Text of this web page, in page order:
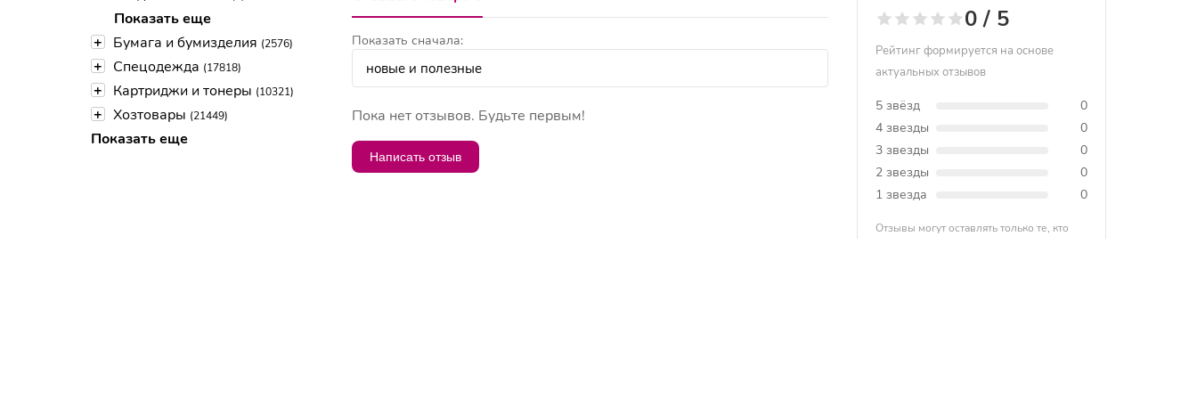
Показать еще
+
Бумага и бумизделия (2576)
+ Спецодежда (17818)
+ Картриджи и тонеры (10321)
+ Хозтовары (21449)
Показать еще
Показать сначала:
Пока нет отзывов. Будьте первым!
Написать отзыв
0 / 5
Рейтинг формируется на основе
актуальных отзывов
5 звёзд
0
4 звезды
0
3 звезды
0
2 звезды
0
1 звезда
0
Отзывы могут оставлять только те, кто